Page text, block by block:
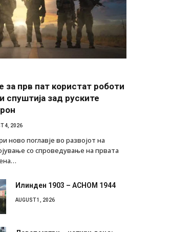
за прв пат користат роботи
спуштија зад руските
ново поглавје во развојот на
со спроведување на првата
Илинден 1903 – АСНОМ 1944